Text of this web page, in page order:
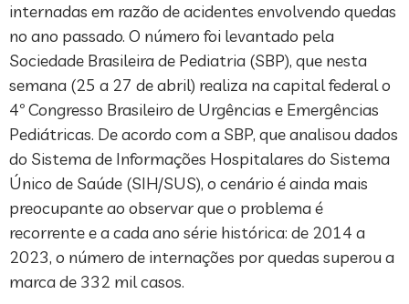
internadas em razão de acidentes envolvendo quedas
no ano passado. O número foi levantado pela
Sociedade Brasileira de Pediatria (SBP), que nesta
semana (25 a 27 de abril) realiza na capital federal o
4º Congresso Brasileiro de Urgências e Emergências
Pediátricas. De acordo com a SBP, que analisou dados
do Sistema de Informações Hospitalares do Sistema
Único de Saúde (SIH/SUS), o cenário é ainda mais
preocupante ao observar que o problema é
recorrente e a cada ano série histórica: de 2014 a
2023, o número de internações por quedas superou a
marca de 332 mil casos.